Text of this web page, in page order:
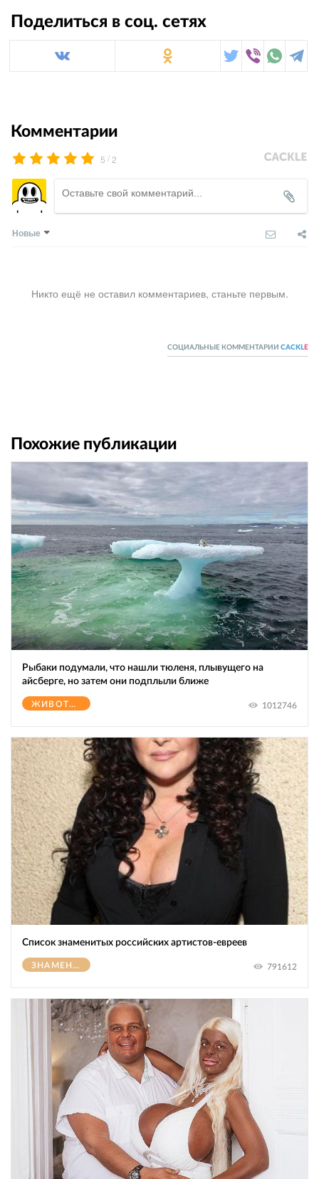
Поделиться в соц. сетях
Комментарии
5 /2
Новые
Никто ещё не оставил комментариев, станьте первым.
СОЦИАЛЬНЫЕ КОММЕНТАРИИ CACKL E
Похожие публикации
Рыбаки подумали, что нашли тюленя, плывущего на
айсберге, но затем они подплыли ближе
ЖИВОТНЫЕ 1012746
Список знаменитых российских артистов-евреев
ЗНАМЕНИТОСТИ 791612